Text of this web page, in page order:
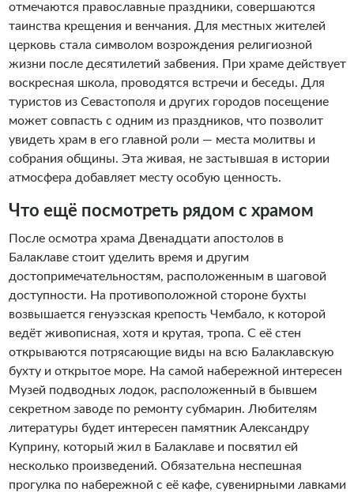
отмечаются православные праздники, совершаются
таинства крещения и венчания. Для местных жителей
церковь стала символом возрождения религиозной
жизни после десятилетий забвения. При храме действует
воскресная школа, проводятся встречи и беседы. Для
туристов из Севастополя и других городов посещение
может совпасть с одним из праздников, что позволит
увидеть храм в его главной роли — места молитвы и
собрания общины. Эта живая, не застывшая в истории
атмосфера добавляет месту особую ценность.
Что ещё посмотреть рядом с храмом
После осмотра храма Двенадцати апостолов в
Балаклаве стоит уделить время и другим
достопримечательностям, расположенным в шаговой
доступности. На противоположной стороне бухты
возвышается генуэзская крепость Чембало, к которой
ведёт живописная, хотя и крутая, тропа. С её стен
открываются потрясающие виды на всю Балаклавскую
бухту и открытое море. На самой набережной интересен
Музей подводных лодок, расположенный в бывшем
секретном заводе по ремонту субмарин. Любителям
литературы будет интересен памятник Александру
Куприну, который жил в Балаклаве и посвятил ей
несколько произведений. Обязательна неспешная
прогулка по набережной с её кафе, сувенирными лавками